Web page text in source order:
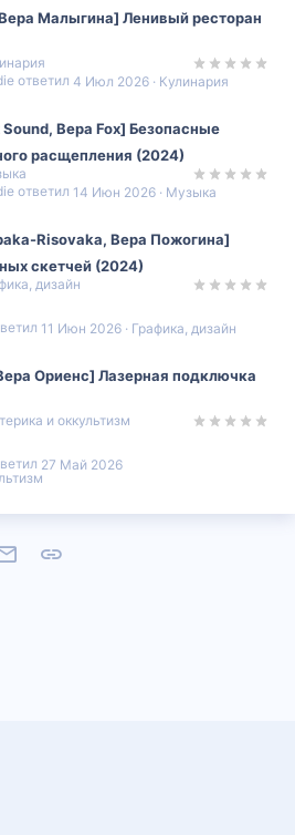
Малыгина] Ленивый ресторан
Кулинария
4 Июл 2026
Sound, Вера Fox] Безопасные
расщепления (2024)
Музыка
14 Июн 2026
Risovaka, Вера Пожогина]
скетчей (2024)
дизайн
Графика, дизайн
11 Июн 2026
Ориенс] Лазерная подключка
и оккультизм
27 Май 2026
Электронная почта